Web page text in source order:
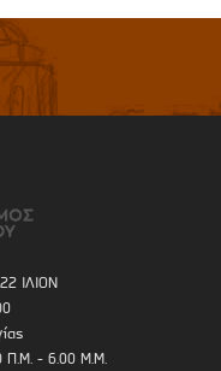
ΙΛΙΟΝ
Π.Μ. - 6.00 Μ.Μ.